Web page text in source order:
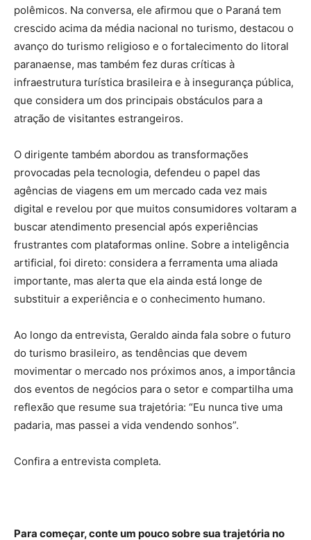
polêmicos. Na conversa, ele afirmou que o Paraná tem
crescido acima da média nacional no turismo, destacou o
avanço do turismo religioso e o fortalecimento do litoral
paranaense, mas também fez duras críticas à
infraestrutura turística brasileira e à insegurança pública,
que considera um dos principais obstáculos para a
atração de visitantes estrangeiros.
O dirigente também abordou as transformações
provocadas pela tecnologia, defendeu o papel das
agências de viagens em um mercado cada vez mais
digital e revelou por que muitos consumidores voltaram a
buscar atendimento presencial após experiências
frustrantes com plataformas online. Sobre a inteligência
artificial, foi direto: considera a ferramenta uma aliada
importante, mas alerta que ela ainda está longe de
substituir a experiência e o conhecimento humano.
Ao longo da entrevista, Geraldo ainda fala sobre o futuro
do turismo brasileiro, as tendências que devem
movimentar o mercado nos próximos anos, a importância
dos eventos de negócios para o setor e compartilha uma
reflexão que resume sua trajetória: “Eu nunca tive uma
padaria, mas passei a vida vendendo sonhos”.
Confira a entrevista completa.
Para começar, conte um pouco sobre sua trajetória no